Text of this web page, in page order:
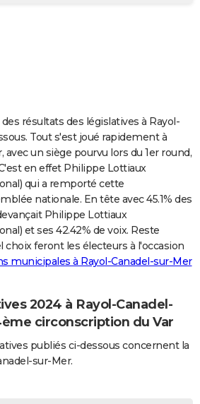
résultats des législatives à Rayol-
Tout s'est joué rapidement à
avec un siège pourvu lors du 1er round,
en effet Philippe Lottiaux
qui a remporté cette
nationale. En tête avec 45.1% des
Philippe Lottiaux
et ses 42.42% de voix. Reste
choix feront les électeurs à l'occasion
municipales à Rayol-Canadel-sur-Mer
2024 à Rayol-Canadel-
circonscription du Var
publiés ci-dessous concernent la
sur-Mer.